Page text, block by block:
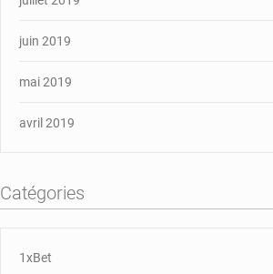
juin 2019
mai 2019
avril 2019
Catégories
1xBet